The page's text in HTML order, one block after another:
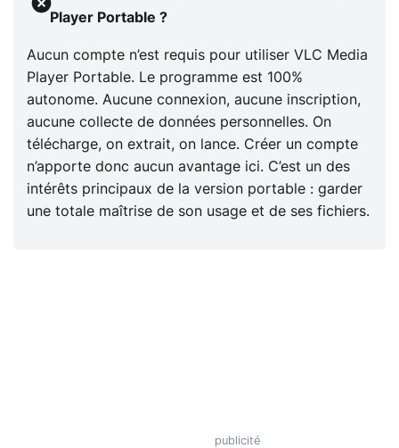
Player Portable ?
Aucun compte n’est requis pour utiliser VLC Media
Player Portable. Le programme est 100%
autonome. Aucune connexion, aucune inscription,
aucune collecte de données personnelles. On
télécharge, on extrait, on lance. Créer un compte
n’apporte donc aucun avantage ici. C’est un des
intérêts principaux de la version portable : garder
une totale maîtrise de son usage et de ses fichiers.